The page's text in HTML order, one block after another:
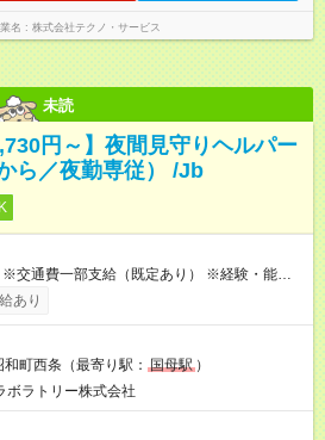
名 株式会社テクノ・サービス
未読
円～】夜間見守りヘルパー
ら／夜勤専従） /Jb
交通費一部支給（既定あり） ※経験・能力を
円×8時
×12回
与に、本採用時と異なる部分があります。 雇
同じです。 給与：時給 1,490円以上
あり
町西条（最寄り駅： 国母駅 ）
ボラトリー株式会社